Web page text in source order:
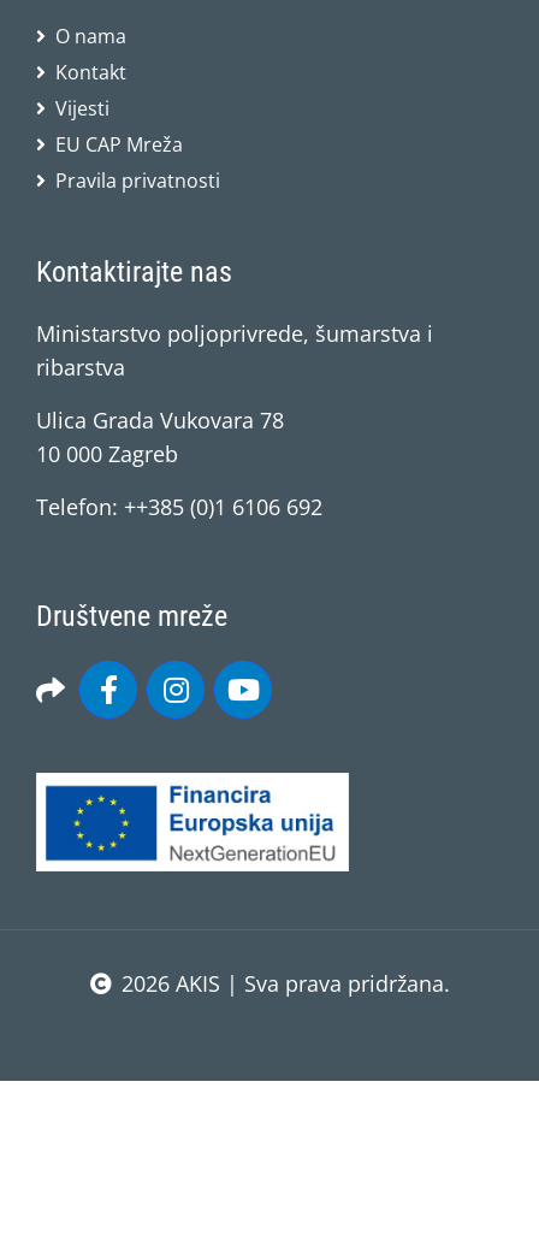
O nama
Kontakt
Vijesti
EU CAP Mreža
Pravila privatnosti
Kontaktirajte nas
Ministarstvo poljoprivrede, šumarstva i
ribarstva
Ulica Grada Vukovara 78
10 000 Zagreb
Telefon: ++385 (0)1 6106 692
Društvene mreže
2026 AKIS | Sva prava pridržana.